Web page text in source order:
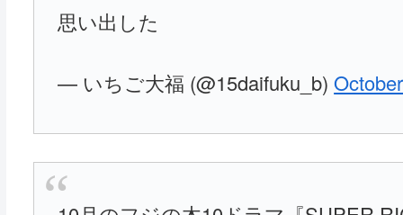
思い出した
— いちご大福 (@15daifuku_b)